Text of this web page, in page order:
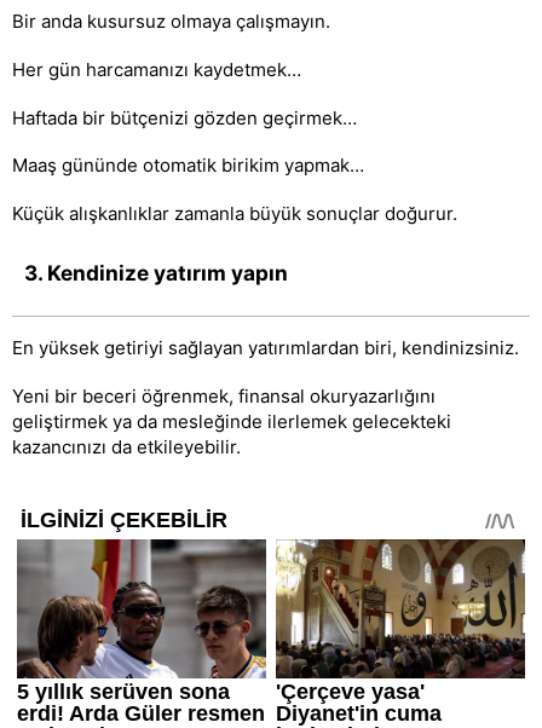
Bir anda kusursuz olmaya çalışmayın.
Her gün harcamanızı kaydetmek…
Haftada bir bütçenizi gözden geçirmek…
Maaş gününde otomatik birikim yapmak…
Küçük alışkanlıklar zamanla büyük sonuçlar doğurur.
3. Kendinize yatırım yapın
En yüksek getiriyi sağlayan yatırımlardan biri, kendinizsiniz.
Yeni bir beceri öğrenmek, finansal okuryazarlığını
geliştirmek ya da mesleğinde ilerlemek gelecekteki
kazancınızı da etkileyebilir.